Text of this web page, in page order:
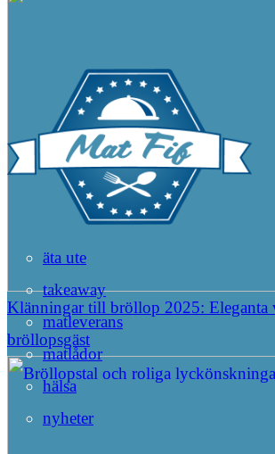
Klänningar till bröllop 2025: Eleganta
bröllopsgäst
äta ute
takeaway
matleverans
matlådor
hälsa
nyheter